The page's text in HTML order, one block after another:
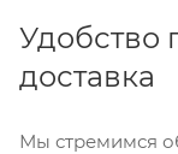
Удобство
доставка
Мы стремимся